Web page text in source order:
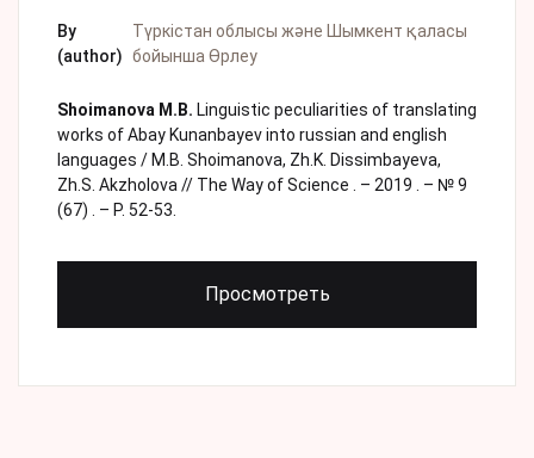
By
(author)
Түркістан облысы және Шымкент қаласы
бойынша Өрлеу
Shoimanova M.B. Linguistic peculiarities of translating
works оf Abay Kunanbayev into russian and english
languages / M.B. Shoimanova, Zh.K. Dissimbayeva,
Zh.S. Akzholova // The Way of Science . – 2019 . – № 9
(67) . – Р. 52-53.
Просмотреть